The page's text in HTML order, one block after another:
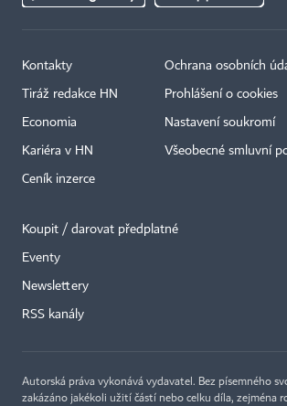
Kontakty
Tiráž redakce HN
Economia
Kariéra v HN
Ceník inzerce
Ochrana osobních
Prohlášení o cookies
Nastavení soukromí
Všeobecné smluvní
Koupit / darovat předplatné
Eventy
Newslettery
RSS kanály
Autorská práva vykonává vydavatel. Bez písemného
zakázáno jakékoli užití částí nebo celku díla, zejména